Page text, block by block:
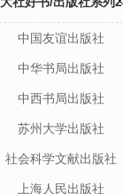
中国友谊出版社
中华书局出版社
中西书局出版社
苏州大学出版社
社会科学文献出版社
上海人民出版社